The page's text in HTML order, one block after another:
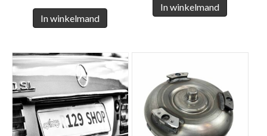
In winkelmand
In winkelmand